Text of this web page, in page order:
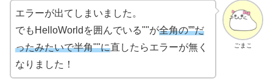
ごまこ
エラーが出てしまいました。
でもHelloWorldを囲んでいる""が全角の””だ
ったみたいで半角""に直したらエラーが無く
なりました！